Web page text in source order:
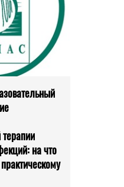
на что